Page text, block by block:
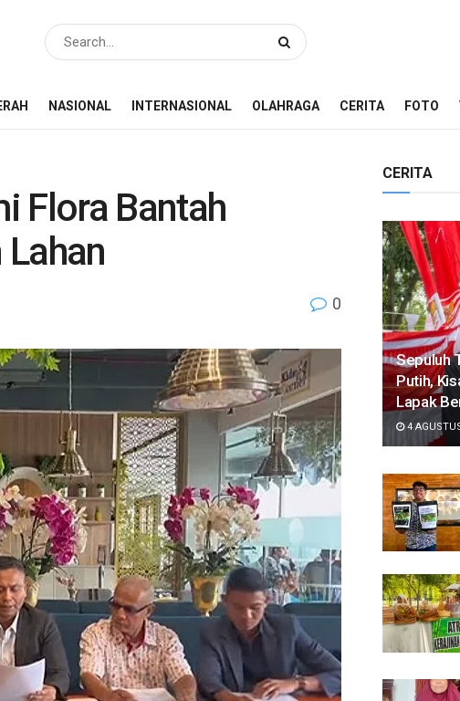
NASIONAL INTERNASIONAL OLAHRAGA CERITA FOTO
Flora Bantah
0
CERITA
Sepuluh
Putih,
Lapak
4